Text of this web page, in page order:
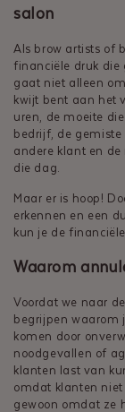
salon
Als brow artists of
financiële druk die
gaat niet alleen
kwijt bent aan het
uren, de moeite
bedrijf, de
andere klant en
die dag.
Maar er is hoop!
erkennen en een
kun je de
Waarom
Voordat we naar
begrijpen waarom
komen door
noodgevallen of
klanten last van
omdat klanten niet
gewoon omdat ze